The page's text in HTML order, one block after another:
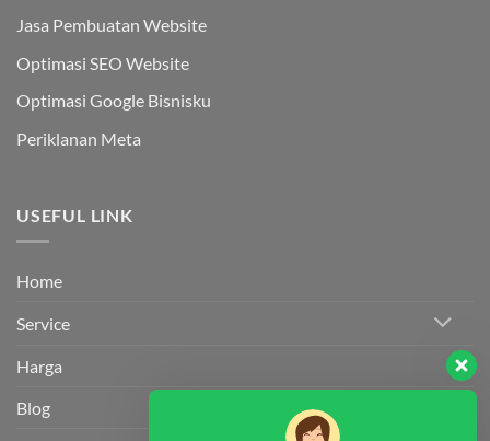
Jasa Pembuatan Website
Optimasi SEO Website
Optimasi Google Bisnisku
Periklanan Meta
USEFUL LINK
Home
Service
Harga
Blog